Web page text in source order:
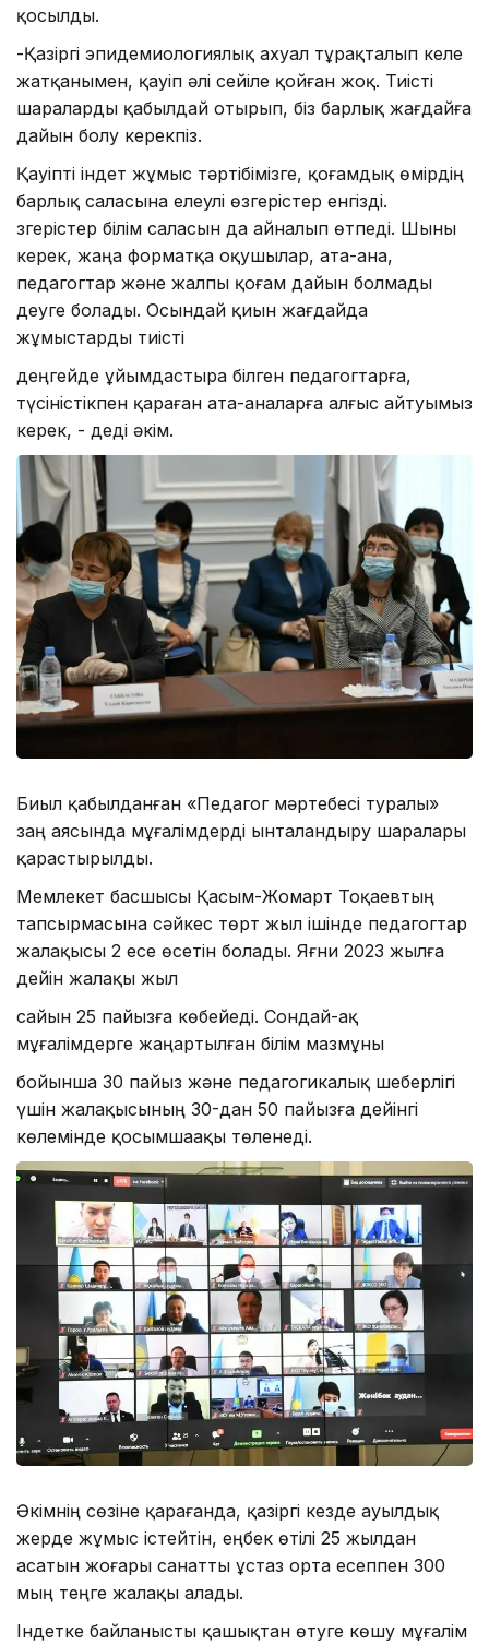
қосылды.
-Қазіргі эпидемиологиялық ахуал тұрақталып келе
жатқанымен, қауіп әлі сейіле қойған жоқ. Тиісті
шараларды қабылдай отырып, біз барлық жағдайға
дайын болу керекпіз.
Қауіпті індет жұмыс тәртібімізге, қоғамдық өмірдің
барлық саласына елеулі өзгерістер енгізді.
Өзгерістер білім саласын да айналып өтпеді. Шыны
керек, жаңа форматқа оқушылар, ата-ана,
педагогтар және жалпы қоғам дайын болмады
деуге болады. Осындай қиын жағдайда
жұмыстарды тиісті
деңгейде ұйымдастыра білген педагогтарға,
түсіністікпен қараған ата-аналарға алғыс айтуымыз
керек, - деді әкім.
Биыл қабылданған «Педагог мәртебесі туралы»
заң аясында мұғалімдерді ынталандыру шаралары
қарастырылды.
Мемлекет басшысы Қасым-Жомарт Тоқаевтың
тапсырмасына сәйкес төрт жыл ішінде педагогтар
жалақысы 2 есе өсетін болады. Яғни 2023 жылға
дейін жалақы жыл
сайын 25 пайызға көбейеді. Сондай-ақ
мұғалімдерге жаңартылған білім мазмұны
бойынша 30 пайыз және педагогикалық шеберлігі
үшін жалақысының 30-дан 50 пайызға дейінгі
көлемінде қосымшаақы төленеді.
Әкімнің сөзіне қарағанда, қазіргі кезде ауылдық
жерде жұмыс істейтін, еңбек өтілі 25 жылдан
асатын жоғары санатты ұстаз орта есеппен 300
мың теңге жалақы алады.
Індетке байланысты қашықтан өтуге көшу мұғалім